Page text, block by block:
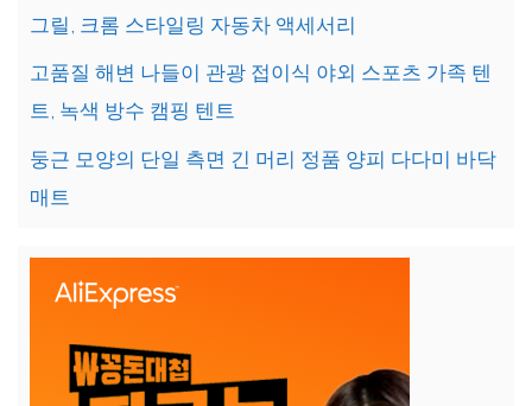
그릴, 크롬 스타일링 자동차 액세서리
고품질 해변 나들이 관광 접이식 야외 스포츠 가족 텐
트, 녹색 방수 캠핑 텐트
둥근 모양의 단일 측면 긴 머리 정품 양피 다다미 바닥
매트